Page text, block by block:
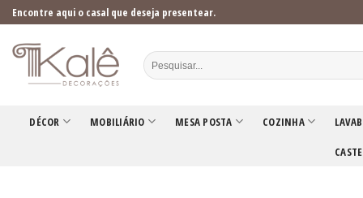
Skip
to
content
Encontre aqui o casal que deseja presentear.
DÉCOR MOBILIÁRIO MESA POSTA COZINHA